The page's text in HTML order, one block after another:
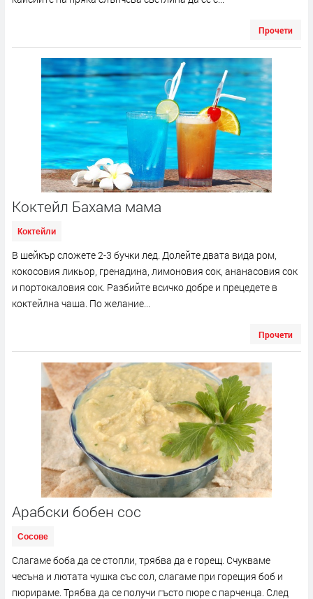
Прочети
Коктейл Бахама мама
Коктейли
В шейкър сложете 2-3 бучки лед. Долейте двата вида ром,
кокосовия ликьор, гренадина, лимоновия сок, ананасовия сок
и портокаловия сок. Разбийте всичко добре и прецедете в
коктейлна чаша. По желание...
Прочети
Арабски бобен сос
Сосове
Слагаме боба да се стопли, трябва да е горещ. Счукваме
чесъна и лютата чушка със сол, слагаме при горещия боб и
пюрираме. Трябва да се получи гъсто пюре с парченца. След